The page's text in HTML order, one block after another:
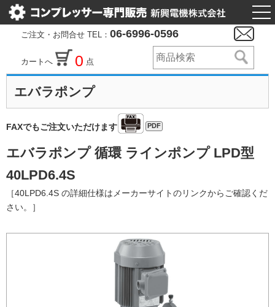
ご注文・お問合せ TEL： 06-6996-0596
カートへ 0 点
エバラポンプ
FAXでもご注文いただけます PDF
エバラポンプ 循環 ラインポンプ LPD型
40LPD6.4S
［40LPD6.4S の詳細仕様はメーカーサイトのリンクからご確認くだ
さい。］